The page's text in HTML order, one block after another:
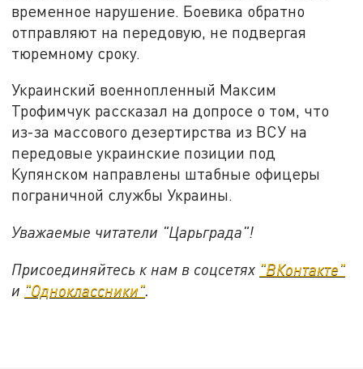
временное нарушение. Боевика обратно
отправляют на передовую, не подвергая
тюремному сроку.
Украинский военнопленный Максим
Трофимчук рассказал на допросе о том, что
из-за массового дезертирства из ВСУ на
передовые украинские позиции под
Купянском направлены штабные офицеры
пограничной службы Украины.
Уважаемые читатели "Царьграда"!
Присоединяйтесь к нам в соцсетях "ВКонтакте"
и "Одноклассники".